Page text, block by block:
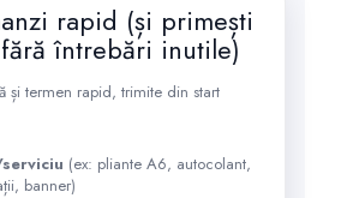
rapid (și primești
întrebări inutile)
și termen rapid, trimite din start
(ex: pliante A6, autocolant,
banner)